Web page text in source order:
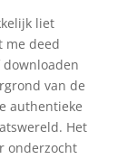
liet
me deed
van de
authentieke
Het
onderzocht